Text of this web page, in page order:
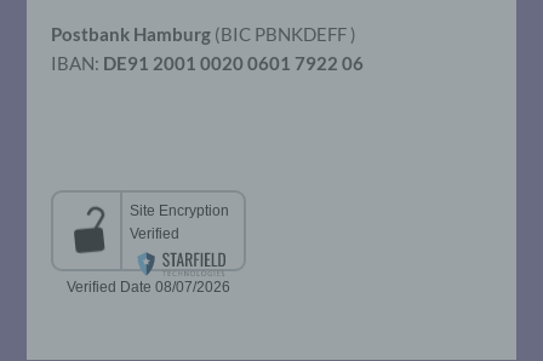
Postbank Hamburg (BIC PBNKDEFF )
IBAN: DE91 2001 0020 0601 7922 06
beziehungsweise können die bestimmten
Kriterien seiner Benennung nach dem
Unionsrecht oder dem Recht der
Auftragsverarbeiter ist eine natürliche oder
juristische Person, Behörde, Einrichtung
oder andere Stelle, die personenbezogene
Daten im Auftrag des Verantwortlichen